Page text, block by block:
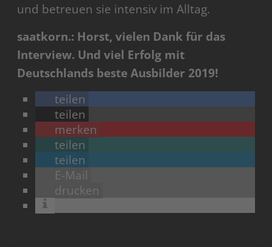
und betreuen sie intensiv im Alltag.
saatkorn.: Horst, vielen Dank für das
Interview. Und viel Erfolg mit
Deutschlands beste Ausbilder 2019!
teilen
teilen
merken
teilen
teilen
E-Mail
drucken